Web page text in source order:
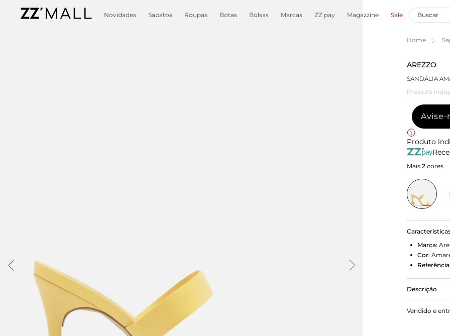
Novidades Sapatos Roupas Botas Bolsas Marcas ZZ pay Magazzine Sale
Home
AREZZO
SANDÁLIA
Produto
Avise-
Produto
Mais 2 cores
Marca:
Cor:
Referência:
Descrição
Sandália
com
Vendido e